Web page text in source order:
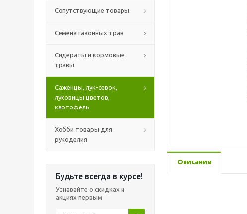
Сопутствующие товары
Семена газонных трав
Сидераты и кормовые
травы
Саженцы, лук-севок,
луковицы цветов,
картофель
Хобби товары для
рукоделия
Будьте всегда в курсе!
Узнавайте о скидках и
акциях первым
Описание